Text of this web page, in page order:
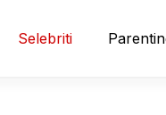
Selebriti